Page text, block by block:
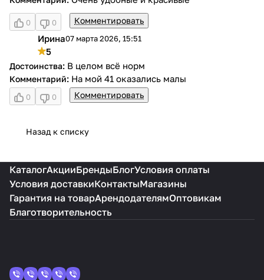
0 0 Комментировать
Ирина07 марта 2026, 15:51
5
В целом всё норм
На мой 41 оказались малы
0 0 Комментировать
Назад к списку
КаталогАкцииБрендыБлогУсловия оплаты
Условия доставкиКонтактыМагазины
Гарантия на товарАрендодателямОптовикам
Благотворительность